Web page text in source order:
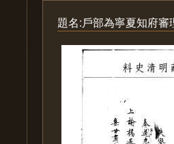
題名:戶部為寧夏知府審